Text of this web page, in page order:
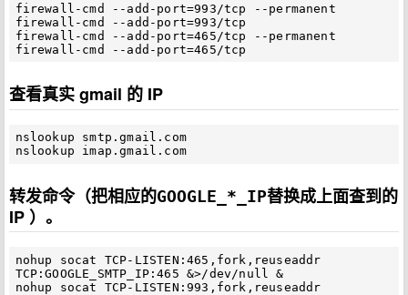
firewall-cmd --add-port=993/tcp --permanent
firewall-cmd --add-port=993/tcp
firewall-cmd --add-port=465/tcp --permanent
查看真实 gmail 的 IP
nslookup smtp.gmail.com
转发命令（把相应的GOOGLE_*_IP替换成上面查到的
IP ）。
nohup socat TCP-LISTEN:465,fork,reuseaddr
TCP:GOOGLE_SMTP_IP:465 &>/dev/null &
nohup socat TCP-LISTEN:993,fork,reuseaddr